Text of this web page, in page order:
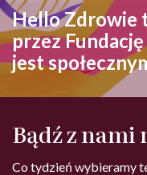
Hello Zdrowie
przez
jest
Bądź z nami
Co tydzień wybieramy